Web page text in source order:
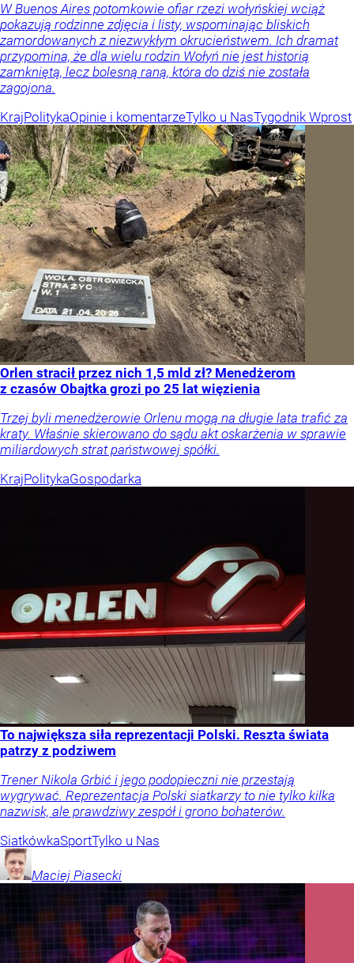
W Buenos Aires potomkowie ofiar rzezi wołyńskiej wciąż
pokazują rodzinne zdjęcia i listy, wspominając bliskich
zamordowanych z niezwykłym okrucieństwem. Ich dramat
przypomina, że dla wielu rodzin Wołyń nie jest historią
zamkniętą, lecz bolesną raną, która do dziś nie została
zagojona.
KrajPolitykaOpinie i komentarzeTylko u NasTygodnik Wprost
Orlen stracił przez nich 1,5 mld zł? Menedżerom
z czasów Obajtka grozi po 25 lat więzienia
Trzej byli menedżerowie Orlenu mogą na długie lata trafić za
kraty. Właśnie skierowano do sądu akt oskarżenia w sprawie
miliardowych strat państwowej spółki.
KrajPolitykaGospodarka
To największa siła reprezentacji Polski. Reszta świata
patrzy z podziwem
Trener Nikola Grbić i jego podopieczni nie przestają
wygrywać. Reprezentacja Polski siatkarzy to nie tylko kilka
nazwisk, ale prawdziwy zespół i grono bohaterów.
SiatkówkaSportTylko u Nas
Maciej Piasecki